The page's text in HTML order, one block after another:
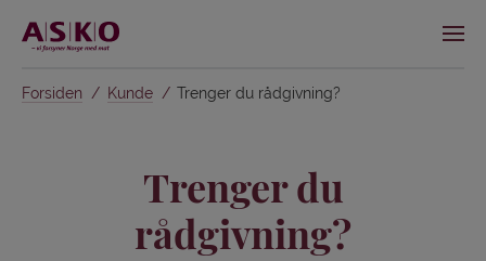
Forsiden Kunde Trenger du rådgivning?
Trenger du
rådgivning?